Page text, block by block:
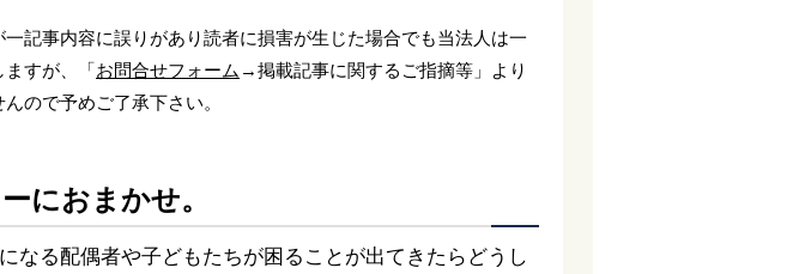
記事内容に誤りがあり読者に損害が生じた場合でも当法人は一
すが、「お問合せフォーム →掲載記事に関するご指摘等」より
ので予めご了承下さい。
におまかせ。
なる配偶者や子どもたちが困ることが出てきたらどうし